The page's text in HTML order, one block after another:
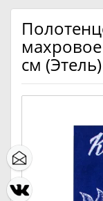
см (Этель)